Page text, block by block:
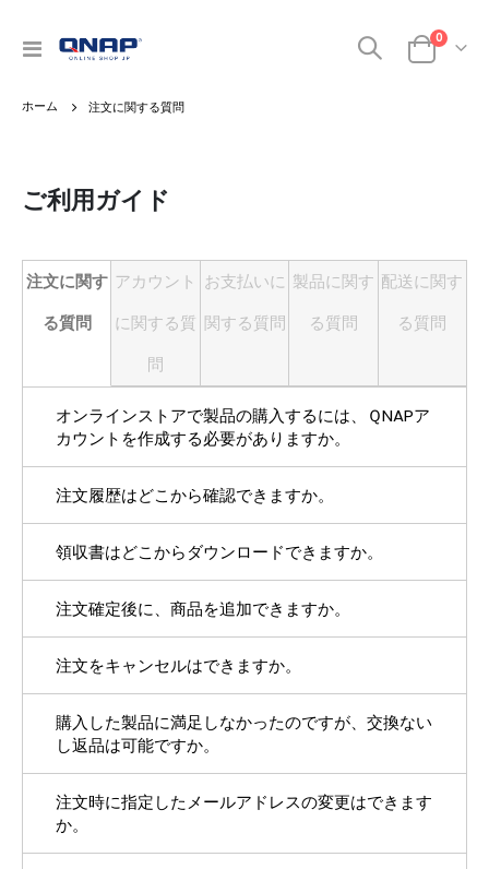
ナ
呼
カート
0商品
注文に関する質問
ご利用ガイド
アカウント
に関する質
問
お支払いに
関する質問
製品に関す
る質問
注文に関す
る質問
配送に関す
る質問
オンラインストアで製品の購入するには、ＱNAPア
カウントを作成する必要がありますか。
ＱNAPアカウントの作成が必要です。
注文履歴はどこから確認できますか。
アカウントにサインインし、右上QNAPIDより「マ
イアカウント」>「注文履歴」からご確認いただき
ます。
領収書はどこからダウンロードできますか。
アカウントにサインインし、右上QNAPIDより「マ
イアカウント」>「注文履歴」>該当の注文番号のア
クションより「注文の詳細表示」>「レシート」か
らダウンロードいただきます。
注文確定後に、商品を追加できますか。
いいえ、ご注文確定後には該当のオーダーには商品
を追加できませんので、別途注文をしていただく必
要がございます。
注文をキャンセルはできますか。
ご注文確定後におけるお客様都合のキャンセルは承
っておりません。やむを得ない事情がある場合に
は、お手数ですが「お問い合わせ」よりご連絡くだ
さい。
購入した製品に満足しなかったのですが、交換ない
し返品は可能ですか。
お客様都合による製品の返品ないし交換は承ってお
りません。「返品規則」をご参照ください。しかし
注文時に指定したメールアドレスの変更はできます
か。